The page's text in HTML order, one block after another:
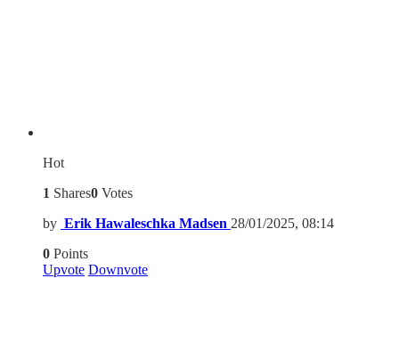
Hot
1 Shares0 Votes
by Erik Hawaleschka Madsen 28/01/2025, 08:14
0 Points
Upvote Downvote